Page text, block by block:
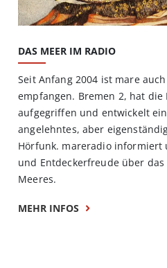
DAS MEER IM RADIO
Seit Anfang 2004 ist mare
empfangen. Bremen 2, hat die
aufgegriffen und entwickelt
angelehntes, aber
Hörfunk. mareradio
und Entdeckerfreude über
Meeres.
MEHR INFOS